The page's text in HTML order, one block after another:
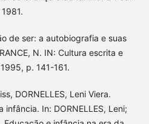
de ser: a autobiografia e suas
N. IN: Cultura escrita e
p. 141-161.
DORNELLES, Leni Viera.
In: DORNELLES, Leni;